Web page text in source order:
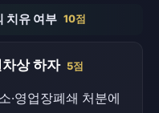
치유 여부 10점
상 하자 5점
·영업장폐쇄 처분에